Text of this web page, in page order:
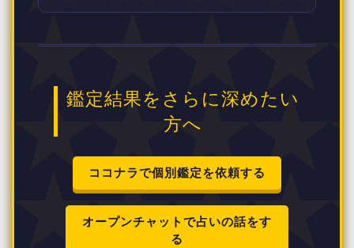
鑑定結果をさらに深めたい
方へ
ココナラで個別鑑定を依頼する
オープンチャットで占いの話をす
る